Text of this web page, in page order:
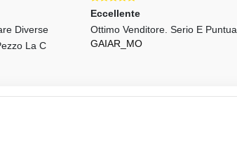
Diverse
La C
Eccellente
Ottimo Venditore. Serio E
GAIAR_MO